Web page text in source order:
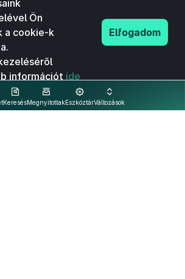
KeresésMegnyitottakEszköztárVáltozások
Ön
a cookie-k
információt ide
Elfogadom